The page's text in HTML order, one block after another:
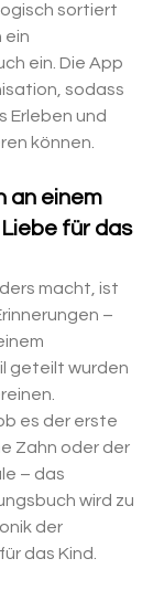
sortiert
ein
ein. Die App
sodass
Erleben und
können.
an einem
für das
macht, ist
–
geteilt wurden
es der erste
Zahn oder der
– das
wird zu
der
das Kind.